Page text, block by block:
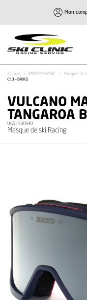
Accueil > ESPACE RACING > Masques de
Ct.3 – BRIKO
VULCANO
TANGAROA
UGS : S30940
Masque de ski Racing
Mon